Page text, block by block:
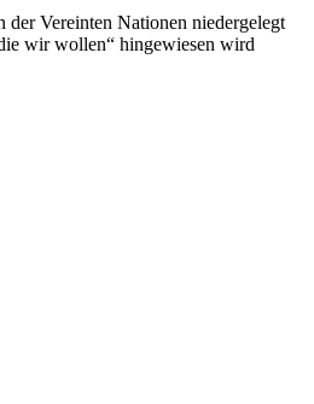
der Vereinten Nationen niedergelegt
wir wollen“ hingewiesen wird